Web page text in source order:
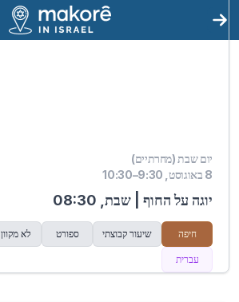
יום שבת (מחרתיים)
8 באוגוסט, 9:30–10:30
יוגה על החוף | שבת, 08:30
חיפה שיעור קבוצתי ספורט לא מקוון
עברית